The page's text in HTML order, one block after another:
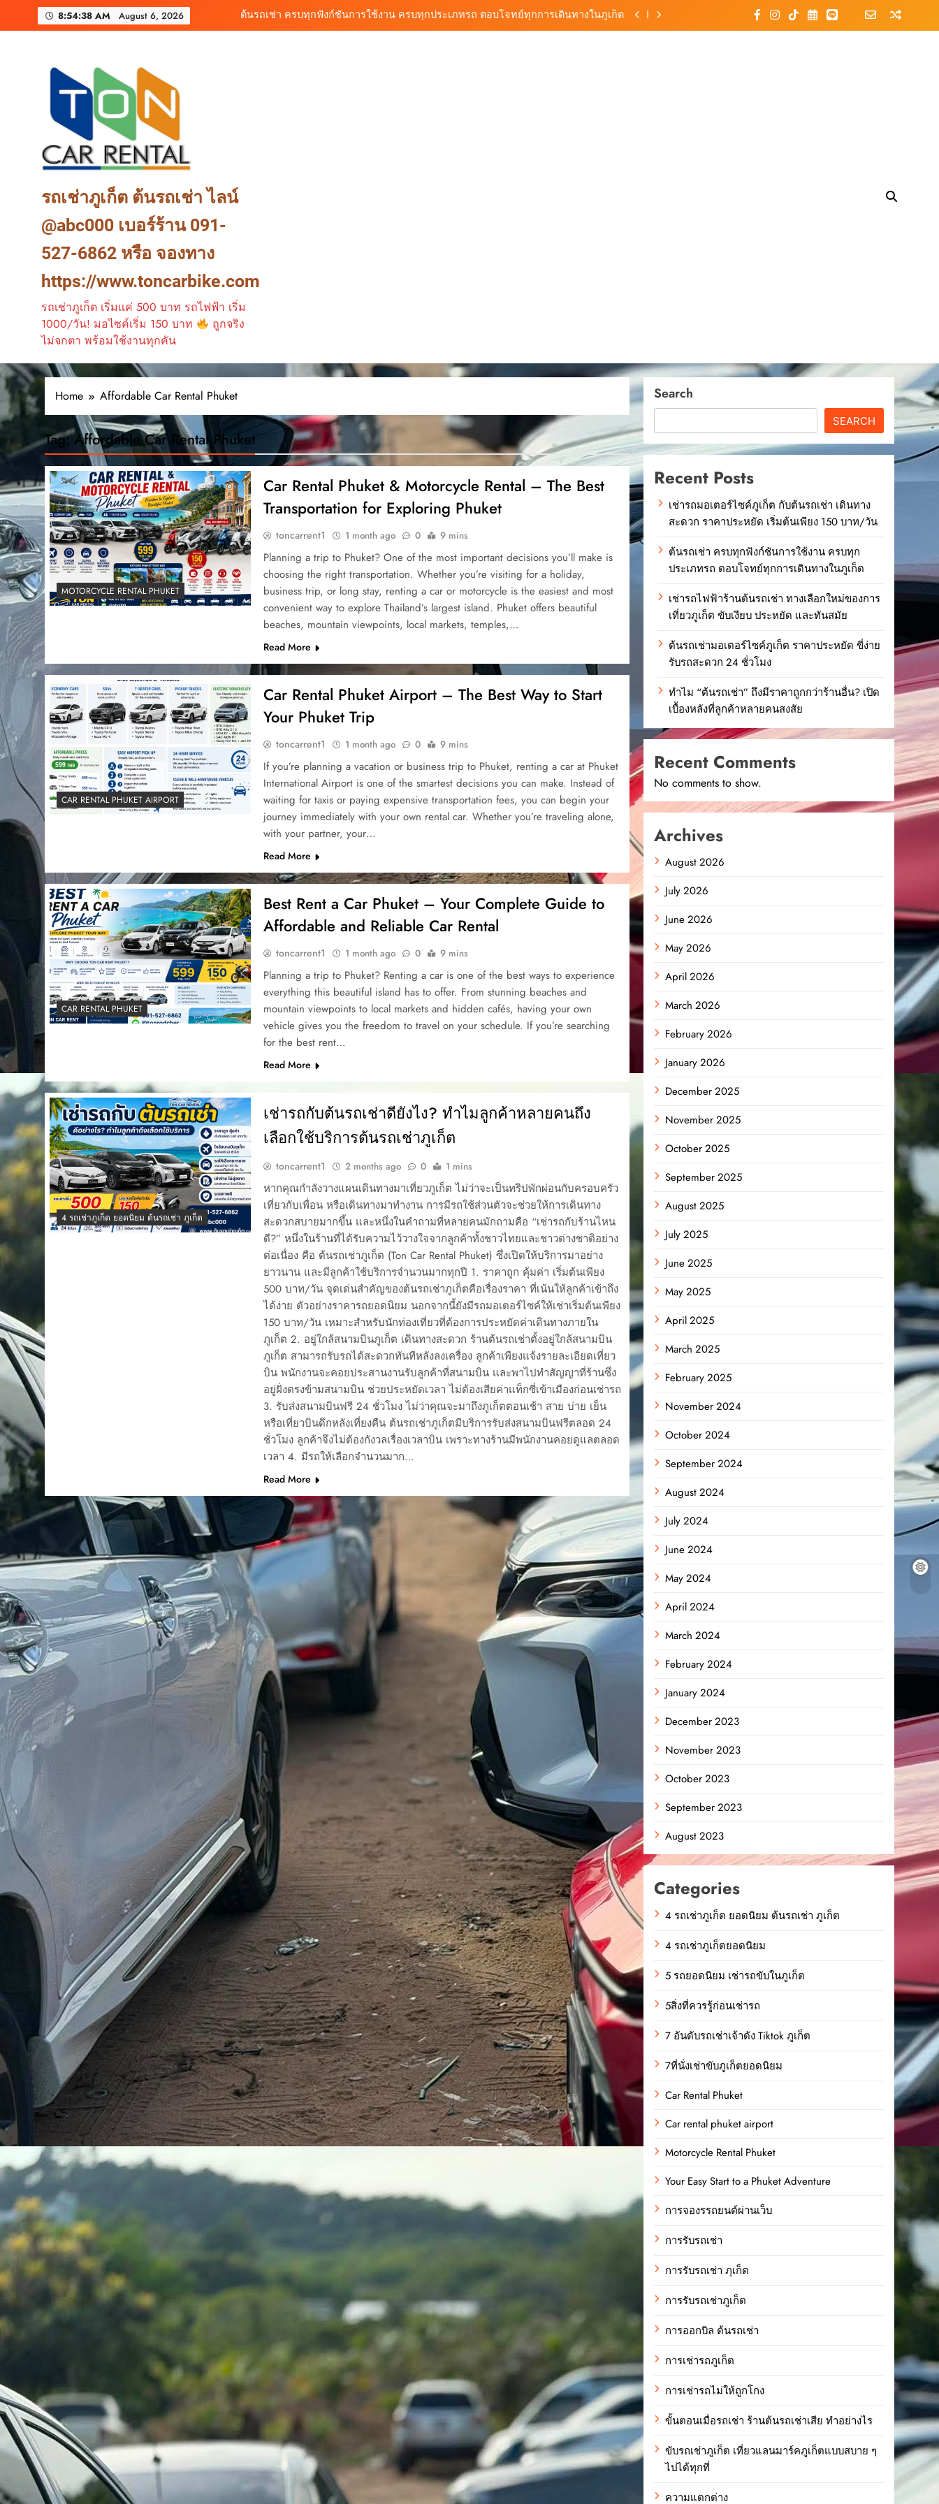
8:54:40 AM August 6, 2026
เช่ารถไฟฟ้าร้านต้นรถเช่า ทางเลือกใหม่ของการเที่ยวภูเก็ต ขับเงียบ ประหยัด และทันสมัย
รถเช่าภูเก็ต ต้นรถเช่า ไลน์
@abc000 เบอร์ร้าน 091-
527-6862 หรือ จองทาง
https://www.toncarbike.com
รถเช่าภูเก็ต เริ่มแค่ 500 บาท รถไฟฟ้า เริ่ม
1000/วัน! มอไซค์เริ่ม 150 บาท
ถูกจริง
ไม่จกตา พร้อมใช้งานทุกคัน
Home Affordable Car Rental Phuket
Tag:Affordable Car Rental Phuket
MOTORCYCLE RENTAL PHUKET
Car Rental Phuket & Motorcycle Rental – The Best
Transportation for Exploring Phuket
toncarrent1 1 month ago 0 9 mins
Planning a trip to Phuket? One of the most important decisions you’ll make is
choosing the right transportation. Whether you’re visiting for a holiday,
business trip, or long stay, renting a car or motorcycle is the easiest and most
convenient way to explore Thailand’s largest island. Phuket offers beautiful
beaches, mountain viewpoints, local markets, temples,…
Read More
CAR RENTAL PHUKET AIRPORT
Car Rental Phuket Airport – The Best Way to Start
Your Phuket Trip
toncarrent1 1 month ago 0 9 mins
If you’re planning a vacation or business trip to Phuket, renting a car at Phuket
International Airport is one of the smartest decisions you can make. Instead of
waiting for taxis or paying expensive transportation fees, you can begin your
journey immediately with your own rental car. Whether you’re traveling alone,
with your partner, your…
Read More
CAR RENTAL PHUKET
Best Rent a Car Phuket – Your Complete Guide to
Affordable and Reliable Car Rental
toncarrent1 1 month ago 0 9 mins
Planning a trip to Phuket? Renting a car is one of the best ways to experience
everything this beautiful island has to offer. From stunning beaches and
mountain viewpoints to local markets and hidden cafés, having your own
vehicle gives you the freedom to travel on your schedule. If you’re searching
for the best rent…
Read More
4 รถเช่าภูเก็ต ยอดนิยม ต้นรถเช่า ภูเก็ต
เช่ารถกับต้นรถเช่าดียังไง? ทำไมลูกค้าหลายคนถึง
เลือกใช้บริการต้นรถเช่าภูเก็ต
toncarrent1 2 months ago 0 1 mins
หากคุณกำลังวางแผนเดินทางมาเที่ยวภูเก็ต ไม่ว่าจะเป็นทริปพักผ่อนกับครอบครัว
เที่ยวกับเพื่อน หรือเดินทางมาทำงาน การมีรถใช้ส่วนตัวจะช่วยให้การเดินทาง
สะดวกสบายมากขึ้น และหนึ่งในคำถามที่หลายคนมักถามคือ “เช่ารถกับร้านไหน
ดี?” หนึ่งในร้านที่ได้รับความไว้วางใจจากลูกค้าทั้งชาวไทยและชาวต่างชาติอย่าง
ต่อเนื่อง คือ ต้นรถเช่าภูเก็ต (Ton Car Rental Phuket) ซึ่งเปิดให้บริการมาอย่าง
ยาวนาน และมีลูกค้าใช้บริการจำนวนมากทุกปี 1. ราคาถูก คุ้มค่า เริ่มต้นเพียง
500 บาท/วัน จุดเด่นสำคัญของต้นรถเช่าภูเก็ตคือเรื่องราคา ที่เน้นให้ลูกค้าเข้าถึง
ได้ง่าย ตัวอย่างราคารถยอดนิยม นอกจากนี้ยังมีรถมอเตอร์ไซค์ให้เช่าเริ่มต้นเพียง
150 บาท/วัน เหมาะสำหรับนักท่องเที่ยวที่ต้องการประหยัดค่าเดินทางภายใน
ภูเก็ต 2. อยู่ใกล้สนามบินภูเก็ต เดินทางสะดวก ร้านต้นรถเช่าตั้งอยู่ใกล้สนามบิน
ภูเก็ต สามารถรับรถได้สะดวกทันทีหลังลงเครื่อง ลูกค้าเพียงแจ้งรายละเอียดเที่ยว
บิน พนักงานจะคอยประสานงานรับลูกค้าที่สนามบิน และพาไปทำสัญญาที่ร้านซึ่ง
อยู่ฝั่งตรงข้ามสนามบิน ช่วยประหยัดเวลา ไม่ต้องเสียค่าแท็กซี่เข้าเมืองก่อนเช่ารถ
3. รับส่งสนามบินฟรี 24 ชั่วโมง ไม่ว่าคุณจะมาถึงภูเก็ตตอนเช้า สาย บ่าย เย็น
หรือเที่ยวบินดึกหลังเที่ยงคืน ต้นรถเช่าภูเก็ตมีบริการรับส่งสนามบินฟรีตลอด 24
ชั่วโมง ลูกค้าจึงไม่ต้องกังวลเรื่องเวลาบิน เพราะทางร้านมีพนักงานคอยดูแลตลอด
เวลา 4. มีรถให้เลือกจำนวนมาก…
Read More
Search
SEARCH
Recent Posts
เช่ารถมอเตอร์ไซค์ภูเก็ต กับต้นรถเช่า เดินทาง
สะดวก ราคาประหยัด เริ่มต้นเพียง 150 บาท/วัน
ต้นรถเช่า ครบทุกฟังก์ชันการใช้งาน ครบทุก
ประเภทรถ ตอบโจทย์ทุกการเดินทางในภูเก็ต
เช่ารถไฟฟ้าร้านต้นรถเช่า ทางเลือกใหม่ของการ
เที่ยวภูเก็ต ขับเงียบ ประหยัด และทันสมัย
ต้นรถเช่ามอเตอร์ไซค์ภูเก็ต ราคาประหยัด ขี่ง่าย
รับรถสะดวก 24 ชั่วโมง
ทำไม “ต้นรถเช่า” ถึงมีราคาถูกกว่าร้านอื่น? เปิด
เบื้องหลังที่ลูกค้าหลายคนสงสัย
Recent Comments
No comments to show.
Archives
August 2026
July 2026
June 2026
May 2026
April 2026
March 2026
February 2026
January 2026
December 2025
November 2025
October 2025
September 2025
August 2025
July 2025
June 2025
May 2025
April 2025
March 2025
February 2025
November 2024
October 2024
September 2024
August 2024
July 2024
June 2024
May 2024
April 2024
March 2024
February 2024
January 2024
December 2023
November 2023
October 2023
September 2023
August 2023
Categories
4 รถเช่าภูเก็ต ยอดนิยม ต้นรถเช่า ภูเก็ต
4 รถเช่าภูเก็ตยอดนิยม
5 รถยอดนิยม เช่ารถขับในภูเก็ต
5สิ่งที่ควรรู้ก่อนเช่ารถ
7 อันดับรถเช่าเจ้าดัง Tiktok ภูเก็ต
7ที่นั่งเช่าขับภูเก็ตยอดนิยม
Car Rental Phuket
Car rental phuket airport
Motorcycle Rental Phuket
Your Easy Start to a Phuket Adventure
การจองรรถยนต์ผ่านเว็บ
การรับรถเช่า
การรับรถเช่า ภุเก็ต
การรับรถเช่าภูเก็ต
การออกบิล ต้นรถเช่า
การเช่ารถภูเก็ต
การเช่ารถไม่ให้ถูกโกง
ขั้นตอนเมื่อรถเช่า ร้านต้นรถเช่าเสีย ทำอย่างไร
ขับรถเช่าภูเก็ต เที่ยวแลนมาร์คภูเก็ตแบบสบาย ๆ
ไปได้ทุกที่
ความแตกต่าง